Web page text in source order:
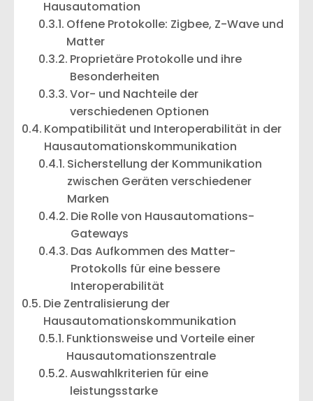
Hausautomation
Offene Protokolle: Zigbee, Z-Wave und
Matter
Proprietäre Protokolle und ihre
Besonderheiten
Vor- und Nachteile der
verschiedenen Optionen
Kompatibilität und Interoperabilität in der
Hausautomationskommunikation
Sicherstellung der Kommunikation
zwischen Geräten verschiedener
Marken
Die Rolle von Hausautomations-
Gateways
Das Aufkommen des Matter-
Protokolls für eine bessere
Interoperabilität
Die Zentralisierung der
Hausautomationskommunikation
Funktionsweise und Vorteile einer
Hausautomationszentrale
Auswahlkriterien für eine
leistungsstarke